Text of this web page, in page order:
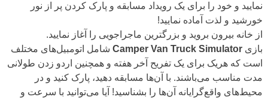
نمایید و خود را برای یک رویداد مسابقه و پارک کردن پر از نور
خورشید و لذت آماده نمایید!
از خانه بیرون بروید و بزرگترین ماجراجویی را آغاز نمایید.
بازی Camper Van Truck Simulatorشامل اتومبیل‌های مختلف
است که هریک برای یک تفریح آخر هفته و همچنین اردو زدن طولانی
مدت مناسب می‌باشند. با آن‌ها مسابقه دهید، پارک کنید و در
محیط‌های واقع‌گرایانه آن‌ها را بشناسید! آیا می‌توانید با سرعت و